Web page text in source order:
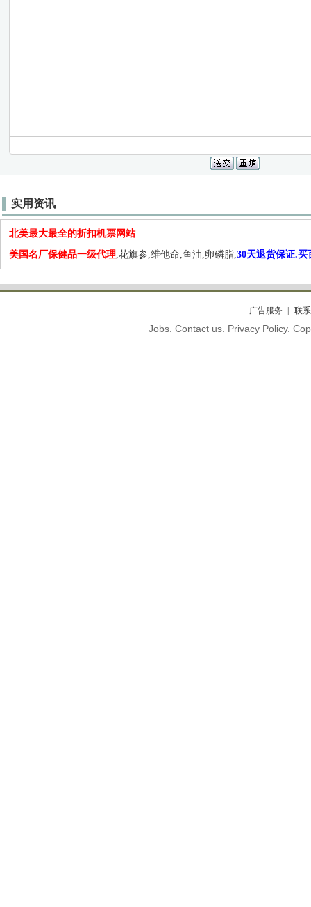
实用资讯
北美最大最全的折扣机票网站
美国名厂保健品一级代理,花旗参,维他命,鱼油,卵磷脂,30天退货保证.买
广告服务 联
Jobs. Contact us. Privacy Policy.